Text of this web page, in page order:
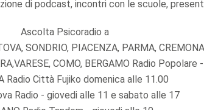
di podcast, incontri con le scuole,
Ascolta Psicoradio a
SONDRIO, PIACENZA, PARMA,
COMO, BERGAMO Radio
Radio Città Fujiko domenica alle 11.00
Radio - giovedi alle 11 e sabato alle 17